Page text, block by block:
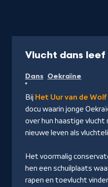
Vlucht dans leef-
Dans Oekraïne
Bij Het Uur van de Wolf
docu waarin jonge
over hun haastige vlucht
nieuwe leven als
Het voormalig
hen een schuilplaats
rapen en toevlucht